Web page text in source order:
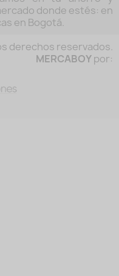
donde estés: en
en Bogotá.
derechos reservados.
MERCABOYpor: